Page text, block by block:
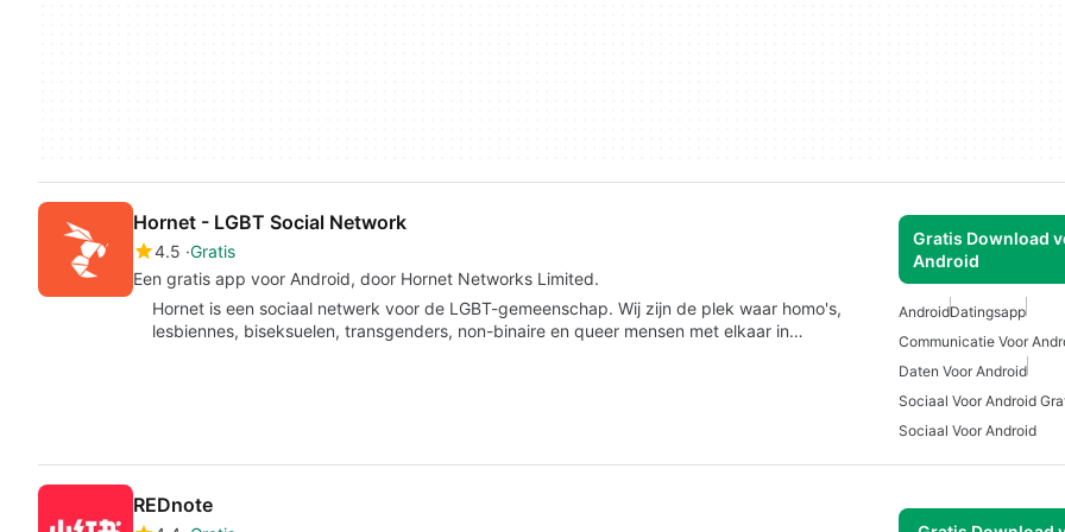
Hornet - LGBT Social Network
4.5 Gratis
Een gratis app voor Android, door Hornet Networks Limited.
Gratis Download
Android
Hornet is een sociaal netwerk voor de LGBT-gemeenschap. Wij zijn de plek waar homo's,
lesbiennes, biseksuelen, transgenders, non-binaire en queer mensen met elkaar in…
AndroidDatingsapp
Communicatie Voor
Daten Voor Android
Sociaal Voor Android
Sociaal Voor Android
REDnote